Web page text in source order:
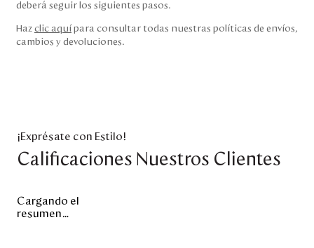
deberá seguir los siguientes pasos.
Haz clic aquí para consultar todas nuestras políticas de envíos,
cambios y devoluciones.
¡Exprésate con Estilo!
Calificaciones Nuestros Clientes
Cargando el
resumen…